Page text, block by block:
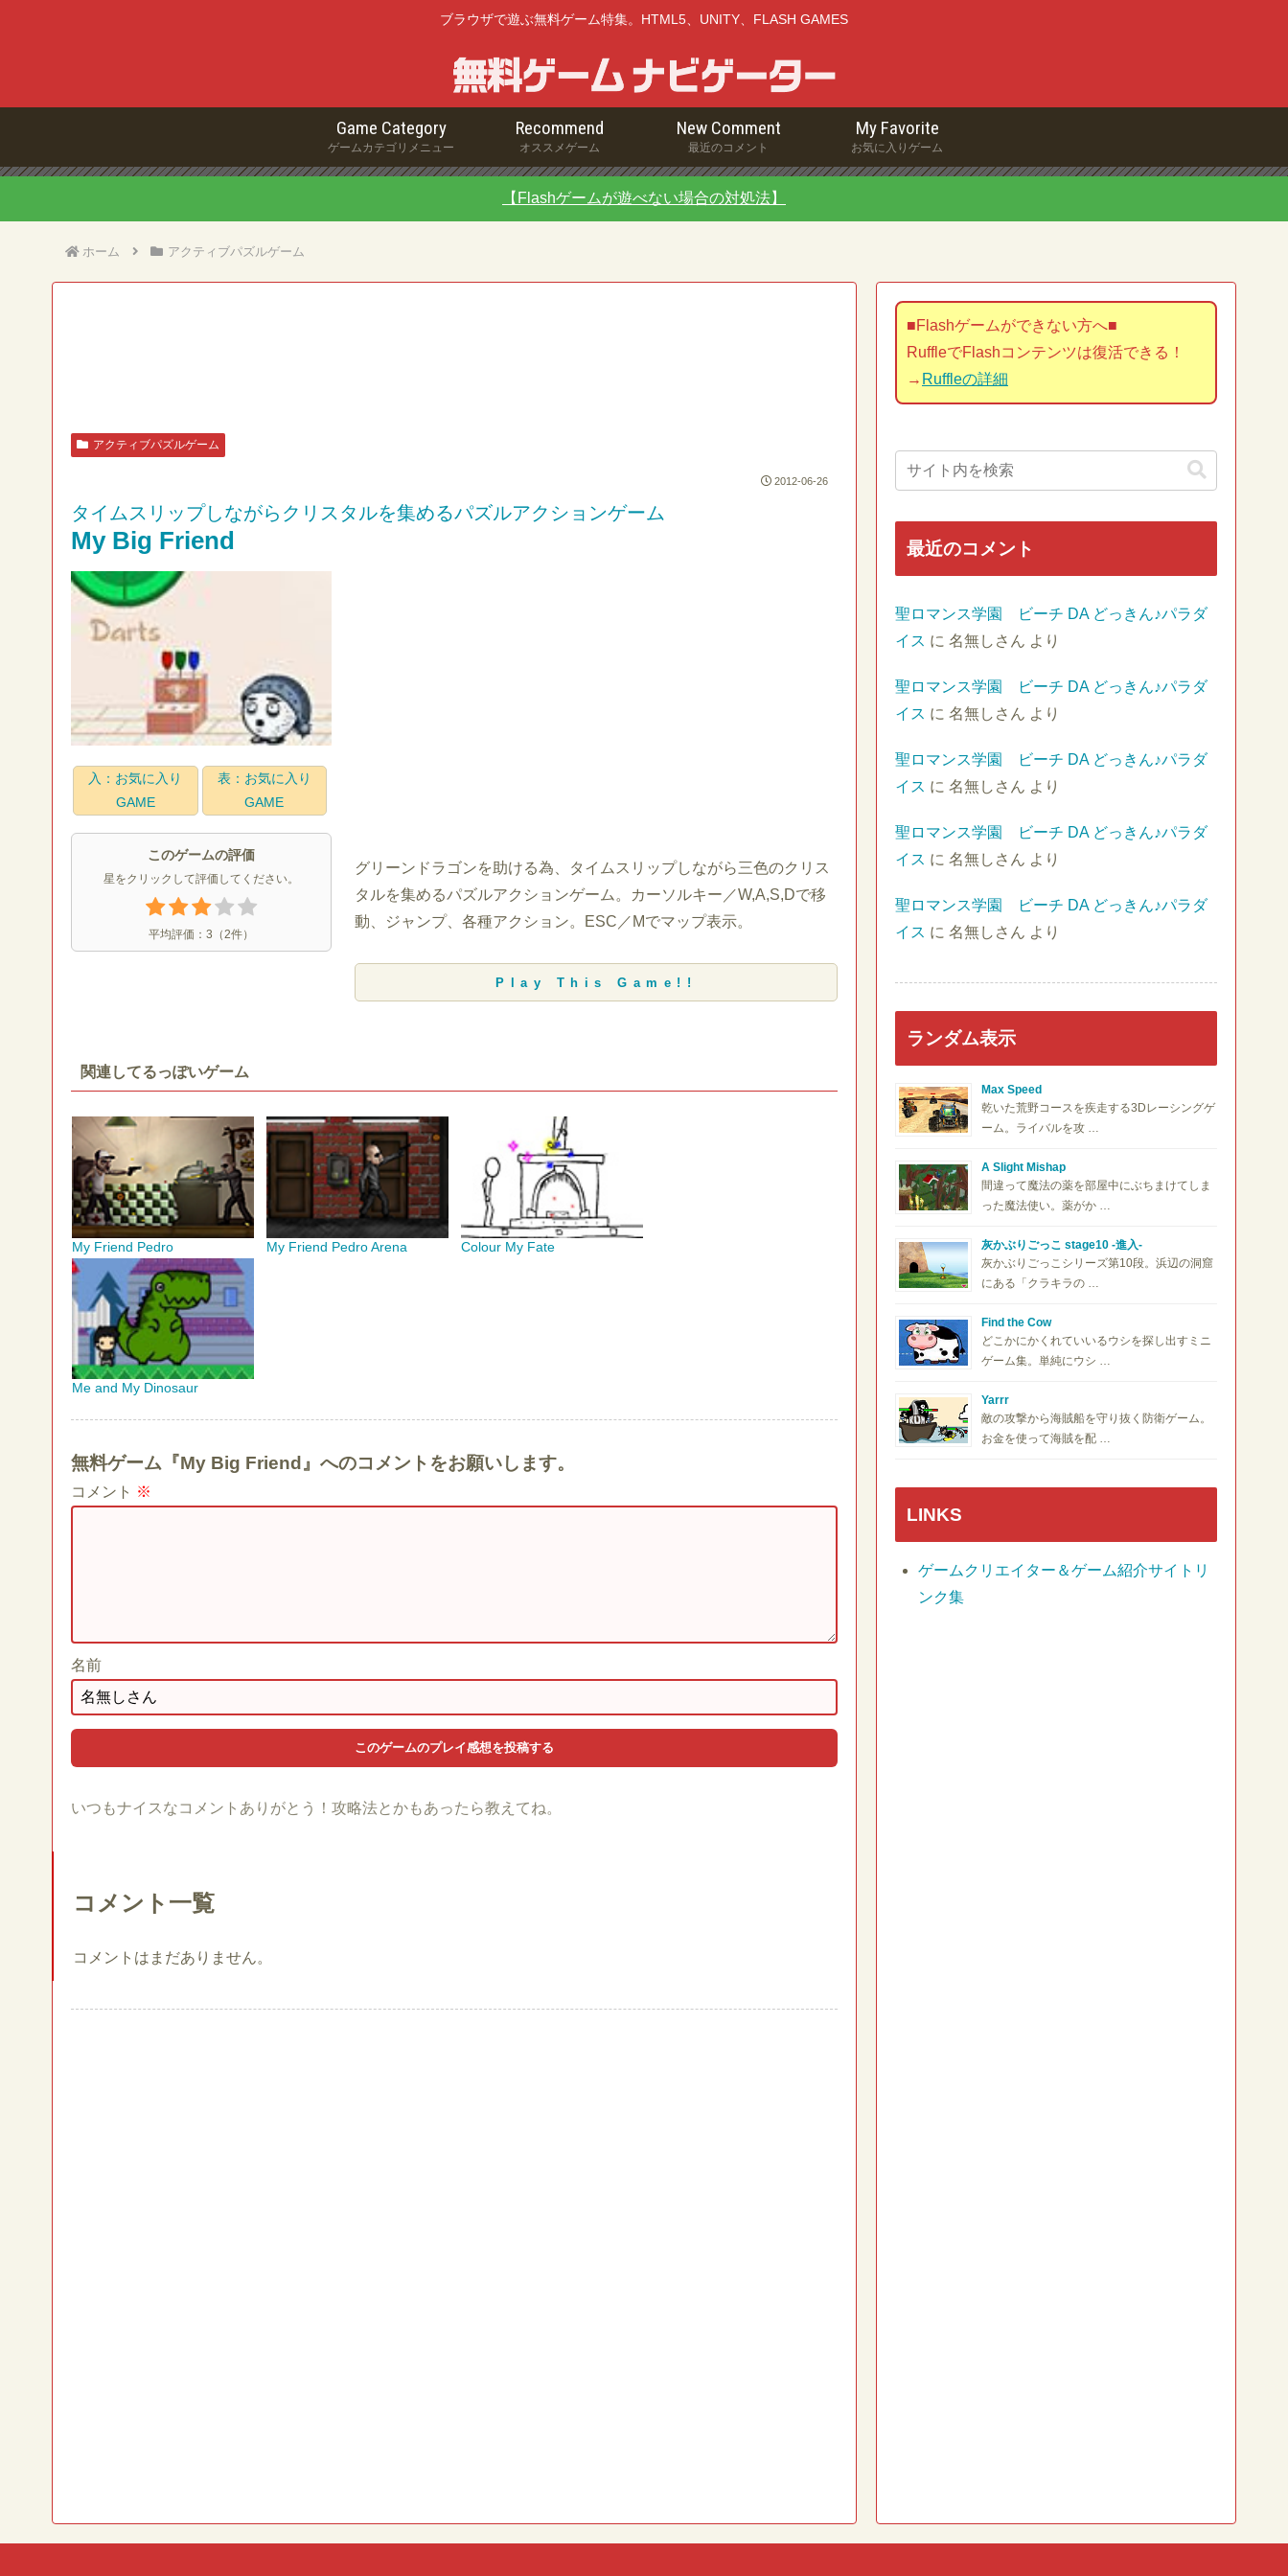
ブラウザで遊ぶ無料ゲーム特集。HTML5、UNITY、FLASH GAMES
Game Category
ゲームカテゴリメニュー
Recommend
オススメゲーム
New Comment
最近のコメント
My Favorite
お気に入りゲーム
【Flashゲームが遊べない場合の対処法】
ホーム アクティブパズルゲーム
アクティブパズルゲーム
2012-06-26
タイムスリップしながらクリスタルを集めるパズルアクションゲーム
My Big Friend
入：お気に入り
GAME
表：お気に入り
GAME
このゲームの評価
星をクリックして評価してください。
平均評価： 3 （2件）
グリーンドラゴンを助ける為、タイムスリップしながら三色のクリス
タルを集めるパズルアクションゲーム。カーソルキー／W,A,S,Dで移
動、ジャンプ、各種アクション。ESC／Mでマップ表示。
Play This Game!!
関連してるっぽいゲーム
My Friend Pedro My Friend Pedro Arena Colour My Fate
Me and My Dinosaur
無料ゲーム『My Big Friend』へのコメントをお願いします。
コメント ※
名前
いつもナイスなコメントありがとう！攻略法とかもあったら教えてね。
コメント一覧
コメントはまだありません。
■Flashゲームができない方へ■
RuffleでFlashコンテンツは復活できる！
→ Ruffleの詳細
最近のコメント
聖ロマンス学園 ビーチ DA どっきん♪パラダ
イス に 名無しさん より
聖ロマンス学園 ビーチ DA どっきん♪パラダ
イス に 名無しさん より
聖ロマンス学園 ビーチ DA どっきん♪パラダ
イス に 名無しさん より
聖ロマンス学園 ビーチ DA どっきん♪パラダ
イス に 名無しさん より
聖ロマンス学園 ビーチ DA どっきん♪パラダ
イス に 名無しさん より
ランダム表示
Max Speed
乾いた荒野コースを疾走する3Dレーシングゲ
ーム。ライバルを攻 …
A Slight Mishap
間違って魔法の薬を部屋中にぶちまけてしま
った魔法使い。薬がか …
灰かぶりごっこ stage10 -進入-
灰かぶりごっこシリーズ第10段。浜辺の洞窟
にある「クラキラの …
Find the Cow
どこかにかくれていいるウシを探し出すミニ
ゲーム集。単純にウシ …
Yarrr
敵の攻撃から海賊船を守り抜く防衛ゲーム。
お金を使って海賊を配 …
LINKS
ゲームクリエイター＆ゲーム紹介サイトリ
ンク集